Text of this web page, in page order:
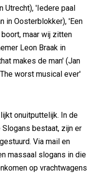
Utrecht), 'Iedere paal
in Oosterblokker), 'Een
maar wij zitten
Leon Braak in
makes de man' (Jan
worst musical ever'
onuitputtelijk. In de
bestaat, zijn er
Via mail en
massaal slogans in die
op vrachtwagens